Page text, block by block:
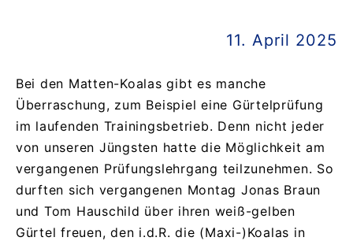
11. April 2025
Bei den Matten-Koalas gibt es manche
Überraschung, zum Beispiel eine Gürtelprüfung
im laufenden Trainingsbetrieb. Denn nicht jeder
von unseren Jüngsten hatte die Möglichkeit am
vergangenen Prüfungslehrgang teilzunehmen. So
durften sich vergangenen Montag Jonas Braun
und Tom Hauschild über ihren weiß-gelben
Gürtel freuen, den i.d.R. die (Maxi-)Koalas in